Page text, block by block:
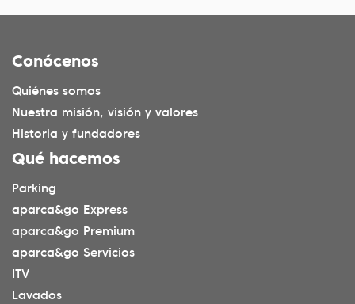
Conócenos
Quiénes somos
Nuestra misión, visión y valores
Historia y fundadores
Qué hacemos
Parking
aparca&go Express
aparca&go Premium
aparca&go Servicios
ITV
Lavados